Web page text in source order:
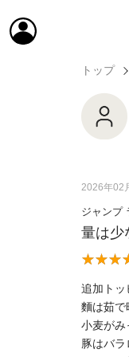
トップ
2026年02
ジャンプ
量は少
追加トッ
麵は茹で
小麦がみ
豚はバラ